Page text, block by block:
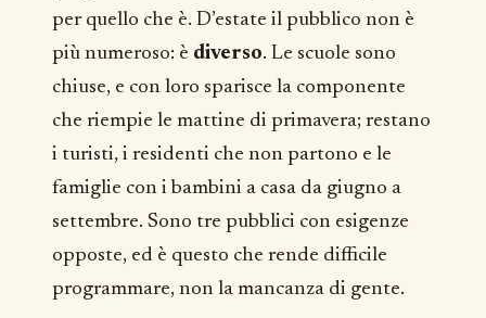
per quello che è. D’estate il pubblico non è
più numeroso: è diverso. Le scuole sono
chiuse, e con loro sparisce la componente
che riempie le mattine di primavera; restano
i turisti, i residenti che non partono e le
famiglie con i bambini a casa da giugno a
settembre. Sono tre pubblici con esigenze
opposte, ed è questo che rende difficile
programmare, non la mancanza di gente.